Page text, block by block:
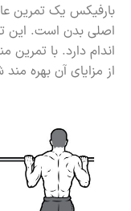
بارفیکس یک تمرین
اصلی بدن است. این
اندام دارد. با
از مزایای آن بهره